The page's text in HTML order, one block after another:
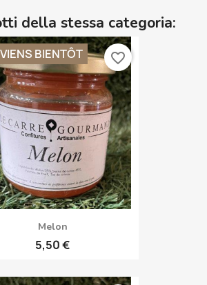
della stessa categoria:
Melon
5,50 €
BIENTÔT favorite_border